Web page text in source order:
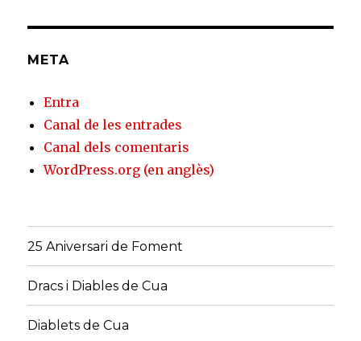
META
Entra
Canal de les entrades
Canal dels comentaris
WordPress.org (en anglès)
25 Aniversari de Foment
Dracs i Diables de Cua
Diablets de Cua